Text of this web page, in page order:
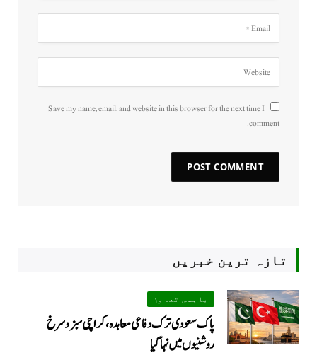
Save my name, email, and website in this browser for the next time I
comment.
تازہ ترین خبریں
باہمی تعاون
پاک سعودی ترک دفاعی معاہدہ، کراچی سبز و سرخ
روشنیوں میں نہا گیا